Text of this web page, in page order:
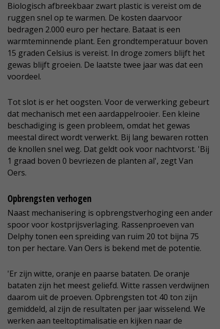
Biologisch afbreekbaar zwart plastic is vereist om de
ruggen snel op te warmen. De kosten daarvoor
bedragen 2.000 euro per hectare. Bataat is een
warmteminnende plant. Een grondtemperatuur boven
15 graden Celsius is vereist. In droge zomers blijft het
gewas blijft groeien. De laatste twee jaar was dat een
voordeel.
Tot slot is er het oogsten. Voor de verwerking gebeurt
dat mechanisch met een aardappelrooier. Een kleine
beschadiging is geen probleem, omdat het gewas
meestal direct wordt verwerkt. Bij lang bewaren rotten
de knollen snel weg. Dat geldt ook voor nachtvorst. 'Bij
1 graad boven 0 bevriezen de planten al', zegt Van
Oers.
Opbrengsten verhogen
Naast mechanisering is opbrengstverhoging een ander
spoor voor kostprijsverlaging. Rassenproeven van
Delphy tonen een spreiding van ruim 20 tot bijna 75
ton per hectare. Van Oers is bekend met de potentie.
'Er zijn witte, oranje en paarse bataten. De oranje
bataten zijn het meest geliefd. Witte rassen verdwijnen
daarom uit de proeven. Opbrengsten tot 40 ton zijn
gemiddeld, al zijn de resultaten per jaar wisselend. We
werken aan teeltoptimalisatie en kijken naar de